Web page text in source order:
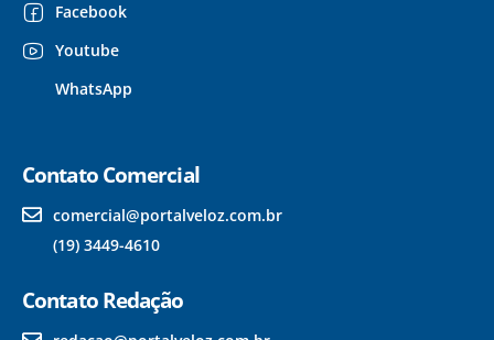
Facebook
Youtube
WhatsApp
Contato Comercial
comercial@portalveloz.com.br
(19) 3449-4610
Contato Redação